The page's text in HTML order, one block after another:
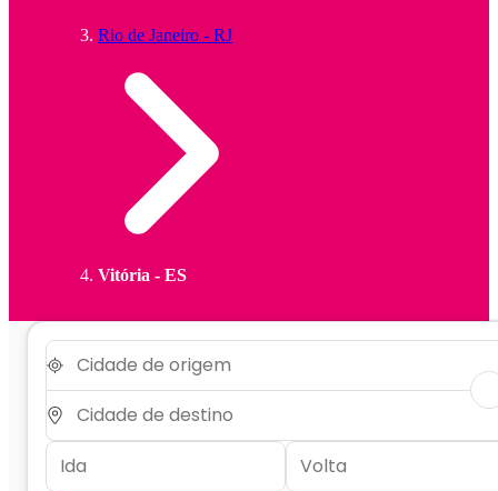
Rio de Janeiro - RJ
Vitória - ES